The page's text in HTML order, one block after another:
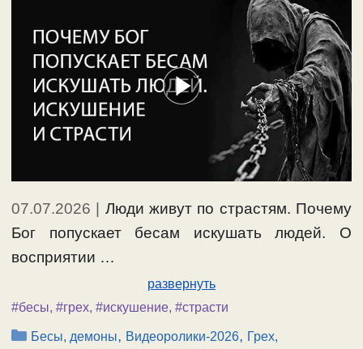
07.07.2026 | Люди живут по страстям. Почему
Бог попускает бесам искушать людей. О
восприятии …
развернуть
#бесы, #грех, #искушение, #страсти
Рубрики
Бесы, демоны, Видеоролики-2026, Грех,